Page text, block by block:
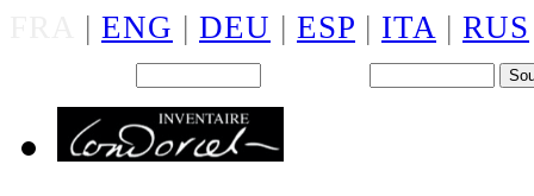
| ENG | DEU | ESP | ITA | RUS